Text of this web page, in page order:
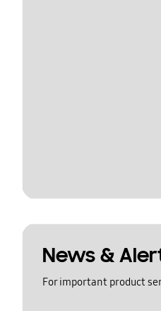
News &
For important product